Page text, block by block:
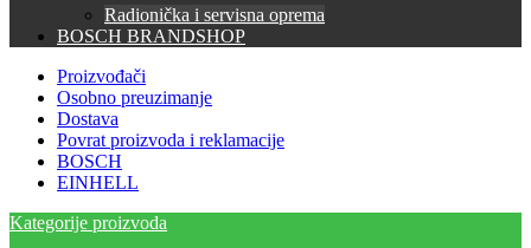
Radionička i servisna oprema
BOSCH BRANDSHOP
Proizvođači
Osobno preuzimanje
Dostava
Povrat proizvoda i reklamacije
BOSCH
EINHELL
Kategorije proizvoda